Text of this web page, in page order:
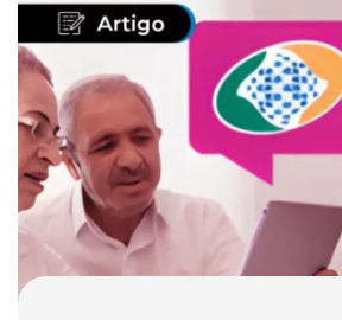
benefícios
crédito fácil
últimas notícias
ferramentas